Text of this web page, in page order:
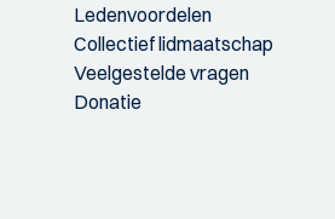
Ledenvoordelen
Collectief lidmaatschap
Veelgestelde vragen
Donatie